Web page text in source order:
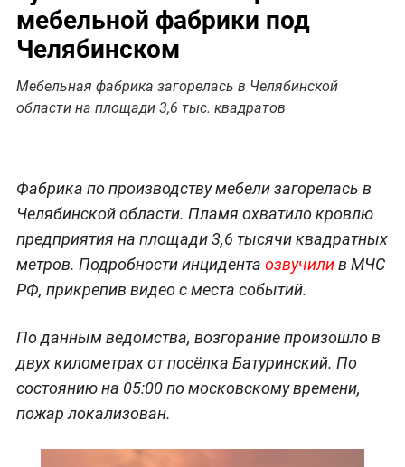
мебельной фабрики под
Челябинском
Мебельная фабрика загорелась в Челябинской
области на площади 3,6 тыс. квадратов
Фабрика по производству мебели загорелась в
Челябинской области. Пламя охватило кровлю
предприятия на площади 3,6 тысячи квадратных
метров. Подробности инцидента озвучилив МЧС
РФ, прикрепив видео с места событий.
По данным ведомства, возгорание произошло в
двух километрах от посёлка Батуринский. По
состоянию на 05:00 по московскому времени,
пожар локализован.